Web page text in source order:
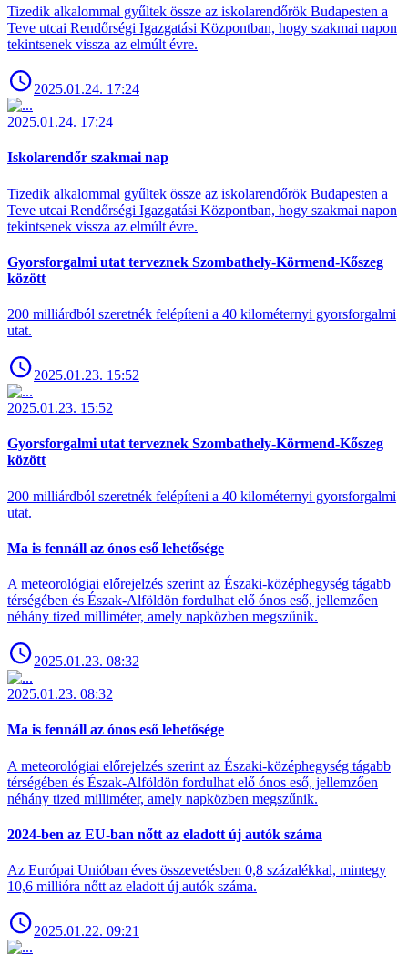
Tizedik alkalommal gyűltek össze az iskolarendőrök Budapesten a
Teve utcai Rendőrségi Igazgatási Központban, hogy szakmai napon
tekintsenek vissza az elmúlt évre.
2025.01.24. 17:24
2025.01.24. 17:24
Iskolarendőr szakmai nap
Tizedik alkalommal gyűltek össze az iskolarendőrök Budapesten a
Teve utcai Rendőrségi Igazgatási Központban, hogy szakmai napon
tekintsenek vissza az elmúlt évre.
Gyorsforgalmi utat terveznek Szombathely-Körmend-Kőszeg
között
200 milliárdból szeretnék felépíteni a 40 kilométernyi gyorsforgalmi
utat.
2025.01.23. 15:52
2025.01.23. 15:52
Gyorsforgalmi utat terveznek Szombathely-Körmend-Kőszeg
között
200 milliárdból szeretnék felépíteni a 40 kilométernyi gyorsforgalmi
utat.
Ma is fennáll az ónos eső lehetősége
A meteorológiai előrejelzés szerint az Északi-középhegység tágabb
térségében és Észak-Alföldön fordulhat elő ónos eső, jellemzően
néhány tized milliméter, amely napközben megszűnik.
2025.01.23. 08:32
2025.01.23. 08:32
Ma is fennáll az ónos eső lehetősége
A meteorológiai előrejelzés szerint az Északi-középhegység tágabb
térségében és Észak-Alföldön fordulhat elő ónos eső, jellemzően
néhány tized milliméter, amely napközben megszűnik.
2024-ben az EU-ban nőtt az eladott új autók száma
Az Európai Unióban éves összevetésben 0,8 százalékkal, mintegy
10,6 millióra nőtt az eladott új autók száma.
2025.01.22. 09:21